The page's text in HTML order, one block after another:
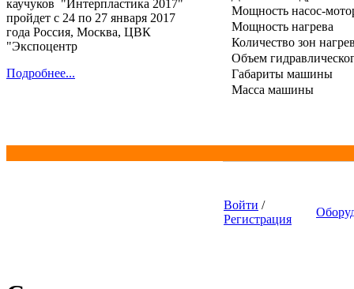
Плёночный экструдер KMH-
45, KMH-55
каучуков "Интерпластика 2017"
пройдет с 24 по 27 января 2017
года Россия, Москва, ЦВК
"Экспоцентр
Подробнее...
Мощность насос-
Мощность нагрева
Количество зон
Объем
Габариты машины
Масса машины
Войти /
Регистрация